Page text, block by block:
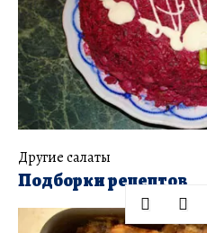
Другие салаты
Подборки рецептов